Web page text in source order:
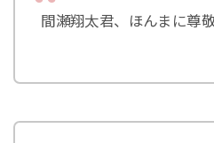
間瀬翔太君、ほんまに尊敬